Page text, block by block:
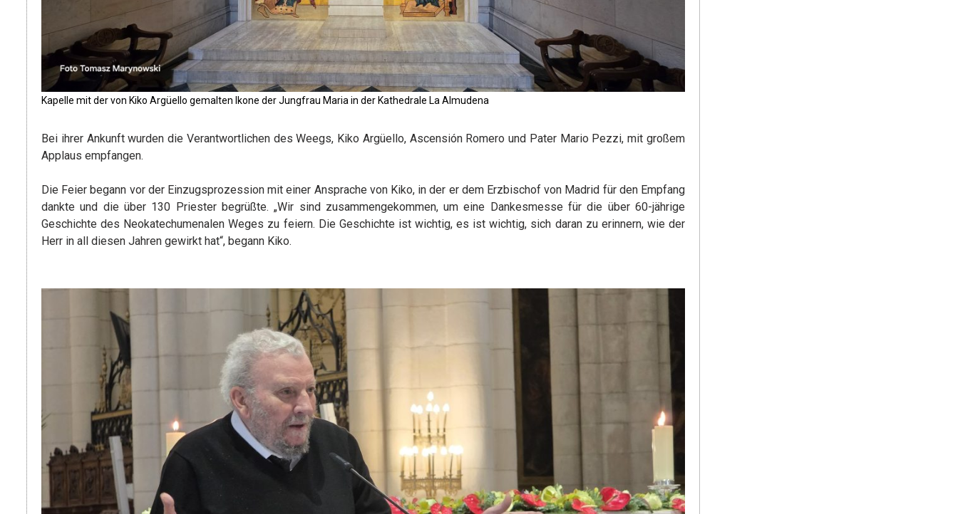
Kapelle mit der von Kiko Argüello gemalten Ikone der Jungfrau Maria in der Kathedrale La Almudena
Bei ihrer Ankunft wurden die Verantwortlichen des Weegs, Kiko Argüello, Ascensión Romero und Pater Mario Pezzi, mit großem
Applaus empfangen.
Die Feier begann vor der Einzugsprozession mit einer Ansprache von Kiko, in der er dem Erzbischof von Madrid für den Empfang
dankte und die über 130 Priester begrüßte. „Wir sind zusammengekommen, um eine Dankesmesse für die über 60-jährige
Geschichte des Neokatechumenalen Weges zu feiern. Die Geschichte ist wichtig, es ist wichtig, sich daran zu erinnern, wie der
Herr in all diesen Jahren gewirkt hat“, begann Kiko.